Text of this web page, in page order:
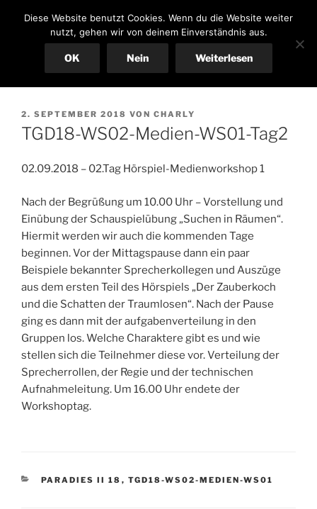
InhaltCHILDREN OF PARADISE
VERÖFFENTLICHT
AM
2. SEPTEMBER 2018 VON CHARLY
TGD18-WS02-Medien-WS01-Tag2
02.09.2018 – 02.Tag Hörspiel-Medienworkshop 1
Nach der Begrüßung um 10.00 Uhr – Vorstellung und
Einübung der Schauspielübung „Suchen in Räumen“.
Hiermit werden wir auch die kommenden Tage
beginnen. Vor der Mittagspause dann ein paar
Beispiele bekannter Sprecherkollegen und Auszüge
aus dem ersten Teil des Hörspiels „Der Zauberkoch
und die Schatten der Traumlosen“. Nach der Pause
ging es dann mit der aufgabenverteilung in den
Gruppen los. Welche Charaktere gibt es und wie
stellen sich die Teilnehmer diese vor. Verteilung der
Sprecherrollen, der Regie und der technischen
Aufnahmeleitung. Um 16.00 Uhr endete der
Workshoptag.
KATEGORIEN
PARADIES II 18 , TGD18-WS02-MEDIEN-WS01
Diese Website benutzt Cookies. Wenn du die Website weiter
nutzt, gehen wir von deinem Einverständnis aus.
OK Nein Weiterlesen